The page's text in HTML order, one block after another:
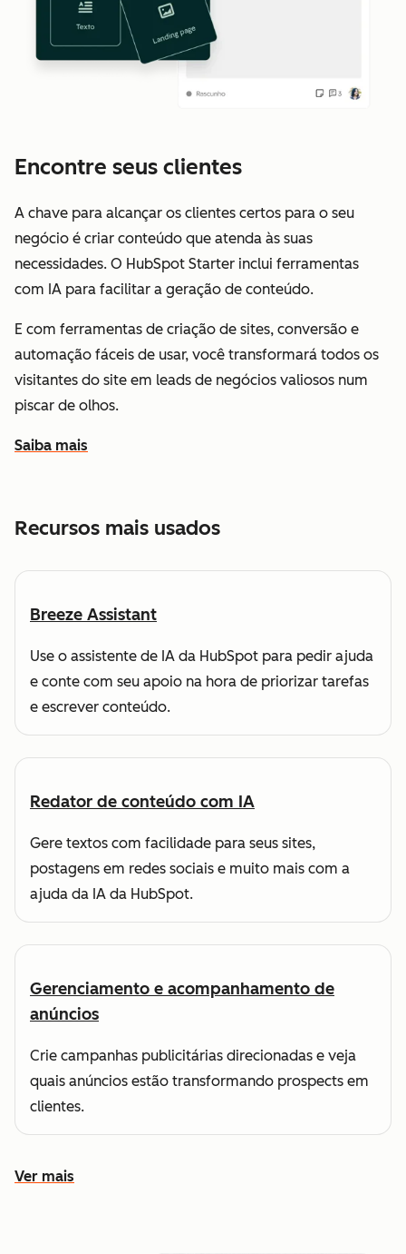
Encontre seus clientes
A chave para alcançar os clientes certos para o seu
negócio é criar conteúdo que atenda às suas
necessidades. O HubSpot Starter inclui ferramentas
com IA para facilitar a geração de conteúdo.
E com ferramentas de criação de sites, conversão e
automação fáceis de usar, você transformará todos os
visitantes do site em leads de negócios valiosos num
piscar de olhos.
Saiba mais
sobre como a HubSpot ajuda você a encontrar e
Recursos mais usados
Breeze Assistant
Use o assistente de IA da HubSpot para pedir ajuda
e conte com seu apoio na hora de priorizar tarefas
e escrever conteúdo.
Redator de conteúdo com IA
Gere textos com facilidade para seus sites,
postagens em redes sociais e muito mais com a
ajuda da IA da HubSpot.
Gerenciamento e acompanhamento de
anúncios
Crie campanhas publicitárias direcionadas e veja
quais anúncios estão transformando prospects em
clientes.
Ver mais
Conheça outros recursos